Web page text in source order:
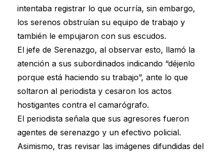
intentaba registrar lo que ocurría, sin embargo,
los serenos obstruían su equipo de trabajo y
también le empujaron con sus escudos.
El jefe de Serenazgo, al observar esto, llamó la
atención a sus subordinados indicando “déjenlo
porque está haciendo su trabajo”, ante lo que
soltaron al periodista y cesaron los actos
hostigantes contra el camarógrafo.
El periodista señala que sus agresores fueron
agentes de serenazgo y un efectivo policial.
Asimismo, tras revisar las imágenes difundidas del